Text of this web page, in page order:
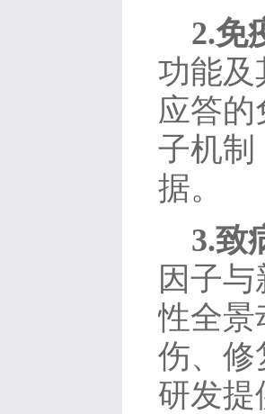
2.免
功能及
应答
子机制
据。
3.致
因子
性全景
伤、修
研发提